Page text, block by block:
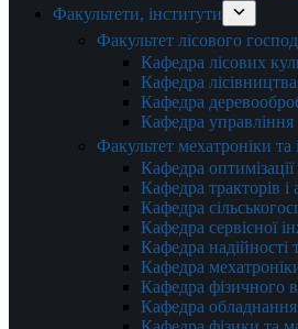
Факультети, інститути
Факультет лісового
Кафедра лісових
Кафедра
Кафедра
Кафедра управління
Факультет мехатроніки
Кафедра
Кафедра тракторів і
Кафедра
Кафедра cервісної
Кафедра
Кафедра
Кафедра фізичного
Кафедра